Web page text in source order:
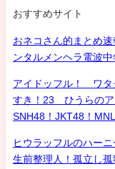
おすすめサイト
おネコさん的まとめ
ンタルメンヘラ電波
アイドッフル！ ワタ
すき！23 ひうらのア
SNH48！JKT48！
ヒウラッフルのハー
生前整理人！孤立し